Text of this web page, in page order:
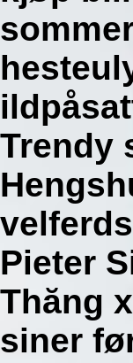
Trendy
Pieter
Thăng
siner